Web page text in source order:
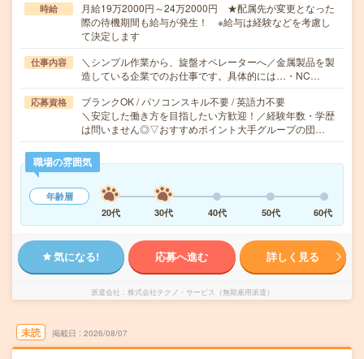
時給
月給19万2000円～24万2000円 ★配属先が変更となった
際の待機期間も給与が発生！ ※給与は経験などを考慮し
て決定します
仕事内容
＼シンプル作業から、旋盤オペレーターへ／金属製品を製
造している企業でのお仕事です。具体的には…・NC…
応募資格
ブランクOK / パソコンスキル不要 / 英語力不要
＼安定した働き方を目指したい方歓迎！／経験年数・学歴
は問いません◎▽おすすめポイント大手グループの団…
職場の雰囲気
年齢層
20代
30代 40代 50代 60代
気になる! 応募へ進む 詳しく見る
派遣会社 株式会社テクノ・サービス（無期雇用派遣）
未読 掲載日 2026/08/07